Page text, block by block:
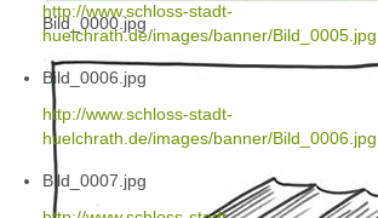
Bild_0000.jpg
http://www.schloss-stadt-
huelchrath.de/images/banner/Bild_0005.jpg
Bild_0006.jpg
http://www.schloss-stadt-
huelchrath.de/images/banner/Bild_0006.jpg
Bild_0007.jpg